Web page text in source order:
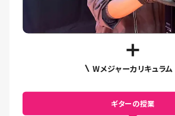
Wメジャーカリキュラム
ギターの授業